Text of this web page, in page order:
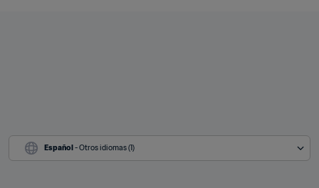
Español - Otros idiomas (1)